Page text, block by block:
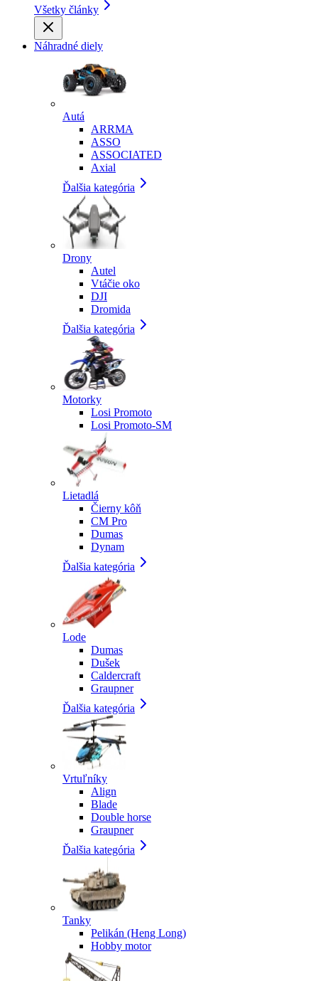
Všetky články
Náhradné diely
Autá
ARRMA
ASSO
ASSOCIATED
Axial
Ďalšia kategória
Drony
Autel
Vtáčie oko
DJI
Dromida
Ďalšia kategória
Motorky
Losi Promoto
Losi Promoto-SM
Lietadlá
Čierny kôň
CM Pro
Dumas
Dynam
Ďalšia kategória
Lode
Dumas
Dušek
Caldercraft
Graupner
Ďalšia kategória
Vrtuľníky
Align
Blade
Double horse
Graupner
Ďalšia kategória
Tanky
Pelikán (Heng Long)
Hobby motor